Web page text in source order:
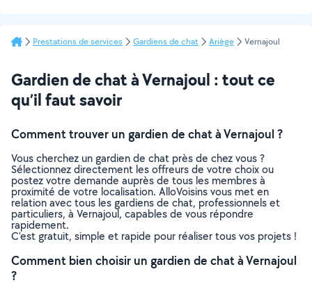
Prestations de services Gardiens de chat Ariège Vernajoul
Gardien de chat à Vernajoul : tout ce
qu’il faut savoir
Comment trouver un gardien de chat à Vernajoul ?
Vous cherchez un gardien de chat près de chez vous ?
Sélectionnez directement les offreurs de votre choix ou
postez votre demande auprès de tous les membres à
proximité de votre localisation. AlloVoisins vous met en
relation avec tous les gardiens de chat, professionnels et
particuliers, à Vernajoul, capables de vous répondre
rapidement.
C’est gratuit, simple et rapide pour réaliser tous vos projets !
Comment bien choisir un gardien de chat à Vernajoul
?